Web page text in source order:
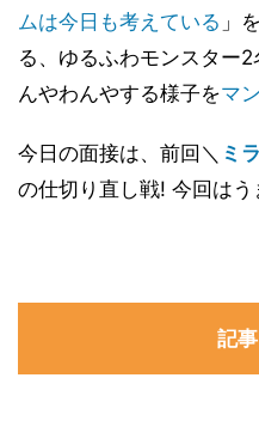
ムは今日も考えている 」
る、ゆるふわモンスター
んやわんやする様子をマ
今日の面接は、前回＼ ミ
の仕切り直し戦! 今回は
記